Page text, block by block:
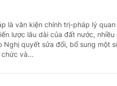
là văn kiện chính trị-pháp lý
lược lâu dài của đất nước, nhiều
Nghị quyết sửa đổi, bổ sung một
và...